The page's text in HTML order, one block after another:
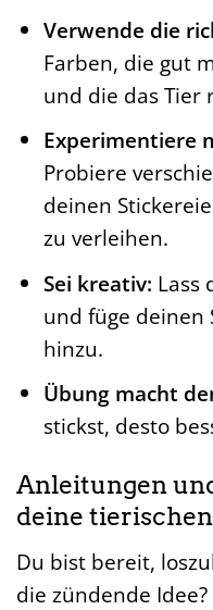
Verwende die
Farben, die gut
und die das Tier
Experimentiere
Probiere
deinen
zu verleihen.
Sei kreativ: Lass
und füge deinen
hinzu.
Übung macht
stickst, desto
Anleitungen
deine
Du bist bereit,
die zündende